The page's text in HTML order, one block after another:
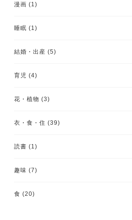
漫画 (1)
睡眠 (1)
結婚・出産 (5)
育児 (4)
花・植物 (3)
衣・食・住 (39)
読書 (1)
趣味 (7)
食 (20)